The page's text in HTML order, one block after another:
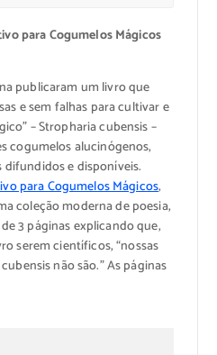
para Cogumelos Mágicos
publicaram um livro que
e sem falhas para cultivar e
– Stropharia cubensis –
cogumelos alucinógenos,
e disponíveis.
para Cogumelos Mágicos,
coleção moderna de poesia,
3 páginas explicando que,
serem científicos, “nossas
não são.” As páginas